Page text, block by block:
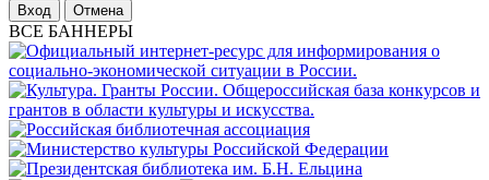
Отмена
ВСЕ БАННЕРЫ